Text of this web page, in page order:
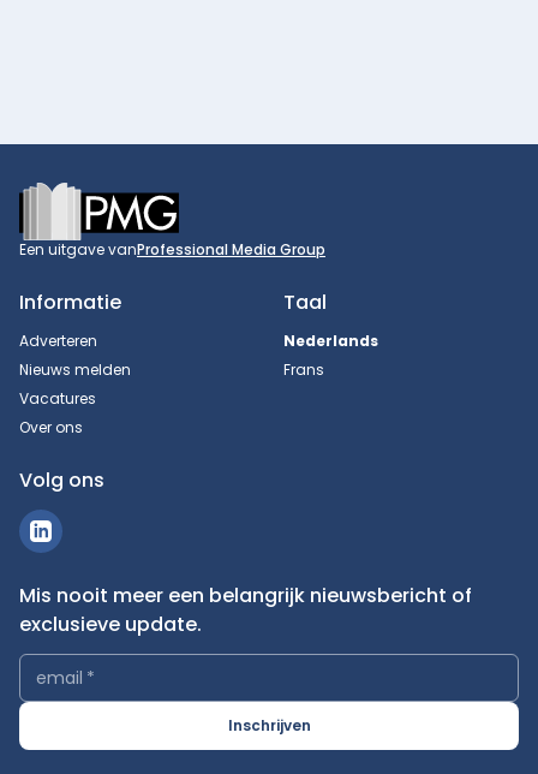
Footer
Een uitgave vanProfessional Media Group
Informatie
Adverteren
Nieuws melden
Vacatures
Over ons
Taal
Nederlands
Frans
Volg ons
Mis nooit meer een belangrijk nieuwsbericht of
exclusieve update.
email *
Inschrijven